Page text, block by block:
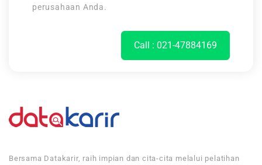
perusahaan Anda.
Call : 021-47884169
Bersama Datakarir, raih impian dan cita-cita melalui pelatihan